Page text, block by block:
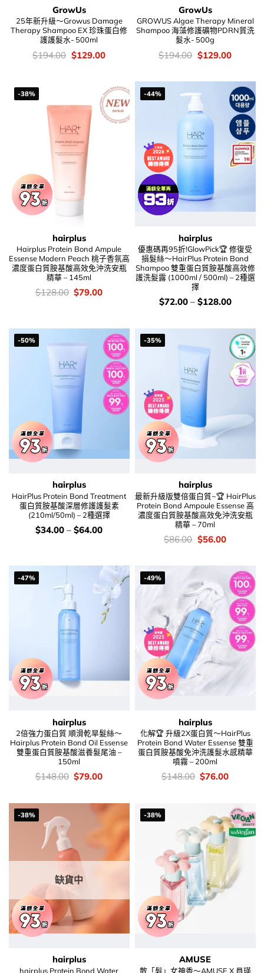
GrowUs
25年新升級～Growus Damage
Therapy Shampoo EX 珍珠蛋白修
護護髮水- 500ml
價
錢：
$194.00 Original
price
$129.00Current
$129.00.
GrowUs
GROWUS Algae Therapy Mineral
Shampoo 海藻修護礦物PDRN質洗
髮水- 500g
價
錢：
$194.00 Original
price
$194.00.
$129.00Current
-38%
hairplus
Hairplus Protein Bond Ampule
Essense Modern Peach 桃子香氛高
濃度蛋白質胺基酸高效免沖洗安瓶
精華 – 145ml
價
$128.00 Original
$79.00Current
-44%
hairplus
優惠碼再95折!GlowPick🏆 修復受
損髮絲～HairPlus Protein Bond
Shampoo 雙重蛋白質胺基酸高效修
護洗髮露 (1000ml / 500ml) – 2種選
擇
價
$72.00– $128.00
-50%
hairplus
HairPlus Protein Bond Treatment
蛋白質胺基酸深層修護護髮素
(210ml/50ml) – 2種選擇
價
錢：
$34.00 – $64.00
-35%
hairplus
最新升級版雙倍蛋白質~🏆 HairPlus
Protein Bond Ampoule Essense 高
濃度蛋白質胺基酸高效免沖洗安瓶
精華 – 70ml
價
錢：
$86.00 Original
price
$86.00.
$56.00Current
$56.00.
-47%
hairplus
2倍強力蛋白質 順滑乾旱髮絲～
Hairplus Protein Bond Oil Essense
雙重蛋白質胺基酸滋養髮尾油 –
150ml
價
$148.00 Original
$148.00.
$79.00Current
$79.00.
-49%
hairplus
化解🏆 升級2X蛋白質～HairPlus
Protein Bond Water Essense 雙重
蛋白質胺基酸免沖洗護髮水感精華
噴霧 – 200ml
價
$148.00 Original
$76.00Current
-38%
缺貨中
hairplus
hairplus Protein Bond Water
-38%
AMUSE
散「髮」女神香～AMUSE X 員瑛